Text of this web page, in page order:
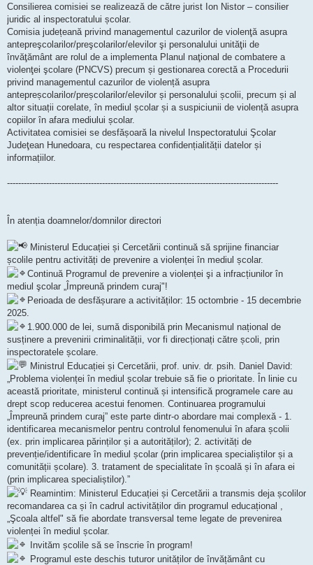
Consilierea comisiei se realizează de către jurist Ion Nistor – consilier
juridic al inspectoratului școlar.
Comisia județeană privind managementul cazurilor de violenţă asupra
antepreşcolarilor/preşcolarilor/elevilor şi personalului unităţii de
învăţământ are rolul de a implementa Planul naţional de combatere a
violenţei şcolare (PNCVS) precum și gestionarea corectă a Procedurii
privind managementul cazurilor de violență asupra
antepreșcolarilor/preșcolarilor/elevilor și personalului școlii, precum și al
altor situații corelate, în mediul școlar și a suspiciunii de violență asupra
copiilor în afara mediului școlar.
Activitatea comisiei se desfășoară la nivelul Inspectoratului Şcolar
Judeţean Hunedoara, cu respectarea confidențialității datelor și
informațiilor.
-------------------------------------------------------------------------------------------------
În atenția doamnelor/domnilor directori
Ministerul Educației și Cercetării continuă să sprijine financiar
școlile pentru activități de prevenire a violenței în mediul școlar.
Continuă Programul de prevenire a violenței şi a infracțiunilor în
mediul şcolar „Împreună prindem curaj"!
Perioada de desfășurare a activităților: 15 octombrie - 15 decembrie
2025.
1.900.000 de lei, sumă disponibilă prin Mecanismul național de
susținere a prevenirii criminalității, vor fi direcționați către școli, prin
inspectoratele școlare.
Ministrul Educației și Cercetării, prof. univ. dr. psih. Daniel David:
„Problema violenței în mediul școlar trebuie să fie o prioritate. În linie cu
această prioritate, ministerul continuă și intensifică programele care au
drept scop reducerea acestui fenomen. Continuarea programului
„Împreună prindem curaj” este parte dintr-o abordare mai complexă - 1.
identificarea mecanismelor pentru controlul fenomenului în afara școlii
(ex. prin implicarea părinților și a autorităților); 2. activități de
prevenție/identificare în mediul școlar (prin implicarea specialiștilor și a
comunității școlare). 3. tratament de specialitate în școală și în afara ei
(prin implicarea specialiștilor).”
Reamintim: Ministerul Educației și Cercetării a transmis deja școlilor
recomandarea ca și în cadrul activităților din programul educațional ,
„Şcoala altfel" să fie abordate transversal teme legate de prevenirea
violenței în mediul școlar.
Invităm școlile să se înscrie în program!
Programul este deschis tuturor unităților de învățământ cu